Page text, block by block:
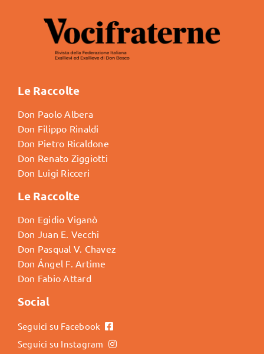
Le Raccolte
Don Paolo Albera
Don Filippo Rinaldi
Don Pietro Ricaldone
Don Renato Ziggiotti
Don Luigi Ricceri
Le Raccolte
Don Egidio Viganò
Don Juan E. Vecchi
Don Pasqual V. Chavez
Don Ángel F. Artime
Don Fabio Attard
Social
Seguici su Facebook
Seguici su Instagram